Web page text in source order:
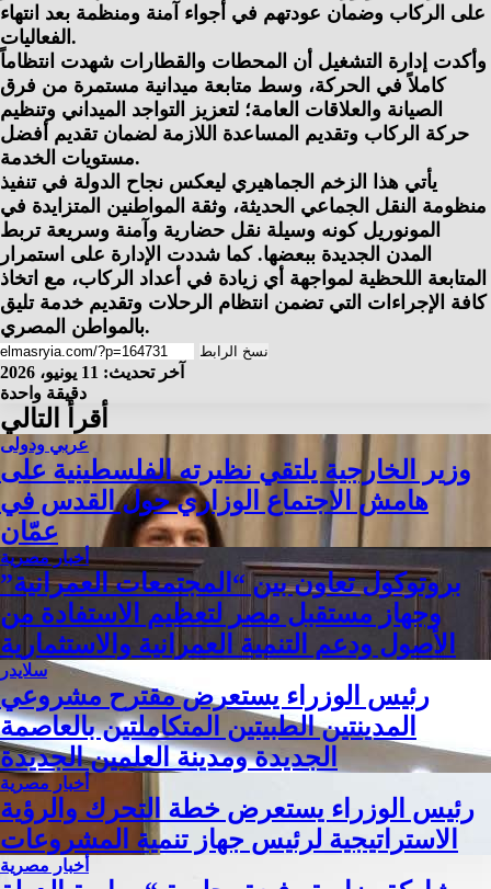
على الركاب وضمان عودتهم في أجواء آمنة ومنظمة بعد انتهاء
الفعاليات.
وأكدت إدارة التشغيل أن المحطات والقطارات شهدت انتظاماً
كاملاً في الحركة، وسط متابعة ميدانية مستمرة من فرق
الصيانة والعلاقات العامة؛ لتعزيز التواجد الميداني وتنظيم
حركة الركاب وتقديم المساعدة اللازمة لضمان تقديم أفضل
مستويات الخدمة.
يأتي هذا الزخم الجماهيري ليعكس نجاح الدولة في تنفيذ
منظومة النقل الجماعي الحديثة، وثقة المواطنين المتزايدة في
المونوريل كونه وسيلة نقل حضارية وآمنة وسريعة تربط
المدن الجديدة ببعضها. كما شددت الإدارة على استمرار
المتابعة اللحظية لمواجهة أي زيادة في أعداد الركاب، مع اتخاذ
كافة الإجراءات التي تضمن انتظام الرحلات وتقديم خدمة تليق
بالمواطن المصري.
نسخ الرابط
آخر تحديث: 11 يونيو، 2026
دقيقة واحدة
أقرأ التالي
عربي ودولى
وزير الخارجية يلتقي نظيرته الفلسطينية على
هامش الاجتماع الوزاري حول القدس في
عمّان
أخبار مصرية
بروتوكول تعاون بين “المجتمعات العمرانية”
وجهاز مستقبل مصر لتعظيم الاستفادة من
الأصول ودعم التنمية العمرانية والاستثمارية
سلايدر
رئيس الوزراء يستعرض مقترح مشروعي
المدينتين الطبيتين المتكاملتين بالعاصمة
الجديدة ومدينة العلمين الجديدة
أخبار مصرية
رئيس الوزراء يستعرض خطة التحرك والرؤية
الاستراتيجية لرئيس جهاز تنمية المشروعات
أخبار مصرية